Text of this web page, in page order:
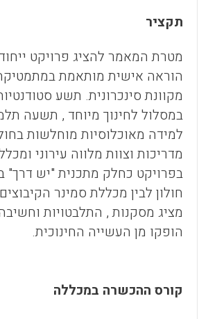
תקציר
מטרת המאמר להציג פרויקט
הוראה אישית מותאמת
מקוונת סינכרונית. תשע
במסלול לחינוך מיוחד , תשעה
למידה מאוכלוסיות מוחלשות
מדריכות וצוות מלווה עירוני
בפרויקט כחלק מתכנית "יש דרך"
חולון לבין מכללת סמינר
מציג מסקנות , התלבטויות
הופקו מן העשייה החינוכית.
קורס ההכשרה במכללה